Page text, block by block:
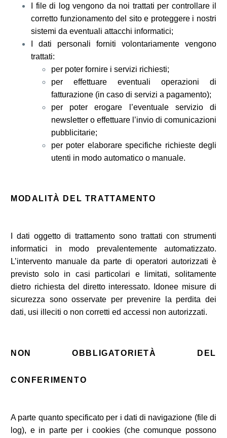
I file di log vengono da noi trattati per controllare il
corretto funzionamento del sito e proteggere i nostri
sistemi da eventuali attacchi informatici;
I dati personali forniti volontariamente vengono
trattati:
per poter fornire i servizi richiesti;
per effettuare eventuali operazioni di
fatturazione (in caso di servizi a pagamento);
per poter erogare l’eventuale servizio di
newsletter o effettuare l’invio di comunicazioni
pubblicitarie;
per poter elaborare specifiche richieste degli
utenti in modo automatico o manuale.
MODALITÀ DEL TRATTAMENTO
I dati oggetto di trattamento sono trattati con strumenti
informatici in modo prevalentemente automatizzato.
L’intervento manuale da parte di operatori autorizzati è
previsto solo in casi particolari e limitati, solitamente
dietro richiesta del diretto interessato. Idonee misure di
sicurezza sono osservate per prevenire la perdita dei
dati, usi illeciti o non corretti ed accessi non autorizzati.
NON OBBLIGATORIETÀ DEL
CONFERIMENTO
A parte quanto specificato per i dati di navigazione (file di
log), e in parte per i cookies (che comunque possono